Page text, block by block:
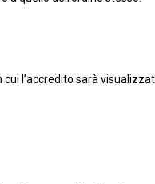
cui l’accredito sarà